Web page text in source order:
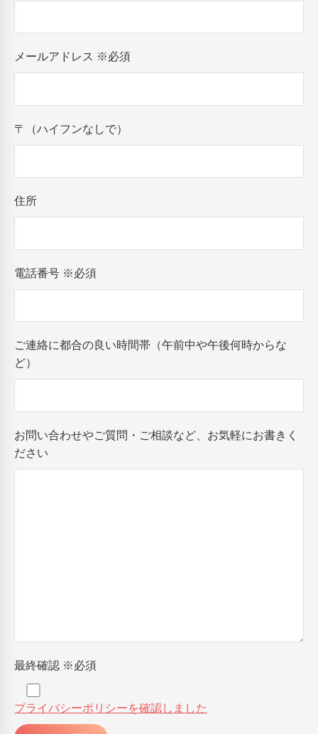
メールアドレス ※必須
〒（ハイフンなしで）
住所
電話番号 ※必須
ご連絡に都合の良い時間帯（午前中や午後何時からな
ど）
お問い合わせやご質問・ご相談など、お気軽にお書きく
ださい
最終確認 ※必須
プライバシーポリシーを確認しました